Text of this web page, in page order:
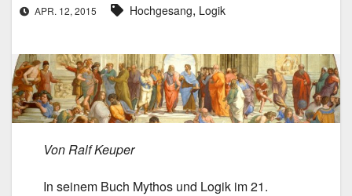
APR. 12, 2015 Hochgesang, Logik
Von Ralf Keuper
In seinem Buch Mythos und Logik im 21.